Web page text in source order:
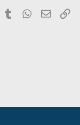
Tumblr WhatsApp